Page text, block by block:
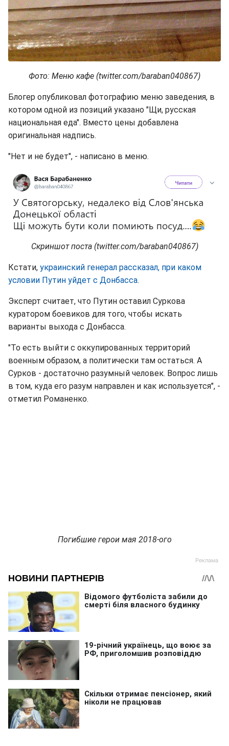
Фото: Меню кафе (twitter.com/baraban040867)
Блогер опубликовал фотографию меню заведения, в
котором одной из позиций указано "Щи, русская
национальная еда". Вместо цены добавлена
оригинальная надпись.
"Нет и не будет", - написано в меню.
Скриншот поста (twitter.com/baraban040867)
Кстати, украинский генерал рассказал, при каком
условии Путин уйдет с Донбасса.
Эксперт считает, что Путин оставил Суркова
куратором боевиков для того, чтобы искать
варианты выхода с Донбасса.
"То есть выйти с оккупированных территорий
военным образом, а политически там остаться. А
Сурков - достаточно разумный человек. Вопрос лишь
в том, куда его разум направлен и как используется", -
отметил Романенко.
Погибшие герои мая 2018-ого